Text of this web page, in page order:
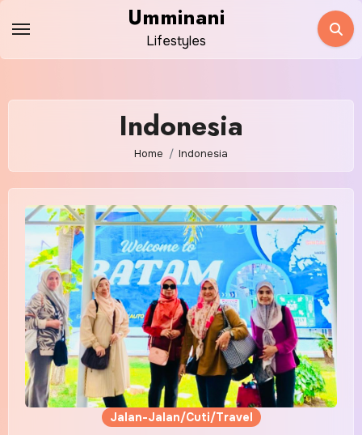
content
Umminani
Lifestyles
Indonesia
Home Indonesia
Jalan-Jalan/Cuti/Travel